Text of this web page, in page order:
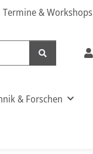
Termine & Workshops
& Forschen